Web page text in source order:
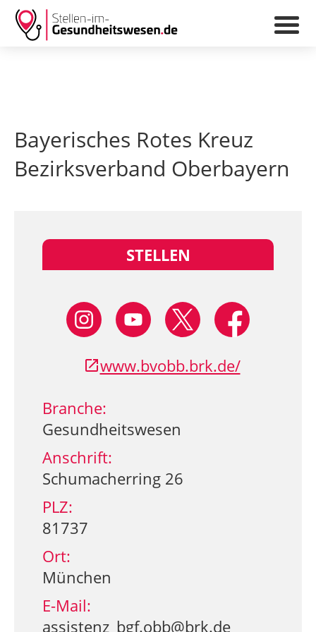
Bayerisches Rotes Kreuz
Bezirksverband Oberbayern
STELLEN
www.bvobb.brk.de/
Branche:
Gesundheitswesen
Anschrift:
Schumacherring 26
PLZ:
81737
Ort:
München
E-Mail:
assistenz_bgf.obb@brk.de